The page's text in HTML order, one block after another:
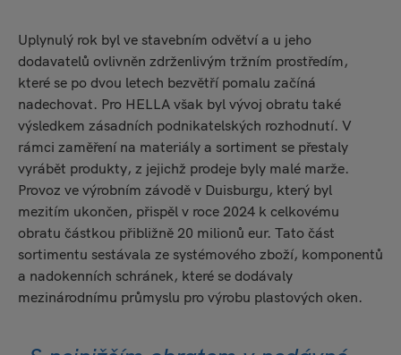
Uplynulý rok byl ve stavebním odvětví a u jeho
dodavatelů ovlivněn zdrženlivým tržním prostředím,
které se po dvou letech bezvětří pomalu začíná
nadechovat. Pro HELLA však byl vývoj obratu také
výsledkem zásadních podnikatelských rozhodnutí. V
rámci zaměření na materiály a sortiment se přestaly
vyrábět produkty, z jejichž prodeje byly malé marže.
Provoz ve výrobním závodě v Duisburgu, který byl
mezitím ukončen, přispěl v roce 2024 k celkovému
obratu částkou přibližně 20 milionů eur. Tato část
sortimentu sestávala ze systémového zboží, komponentů
a nadokenních schránek, které se dodávaly
mezinárodnímu průmyslu pro výrobu plastových oken.